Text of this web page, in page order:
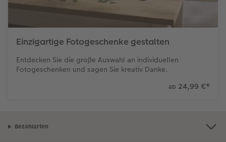
Einzigartige Fotogeschenke gestalten
Entdecken Sie die große Auswahl an individuellen
Fotogeschenken und sagen Sie kreativ Danke.
ab 24,99 €*
Bezahlarten